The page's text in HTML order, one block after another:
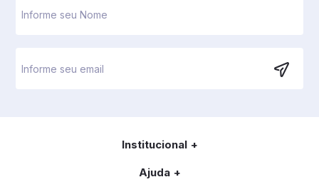
Institucional
Ajuda